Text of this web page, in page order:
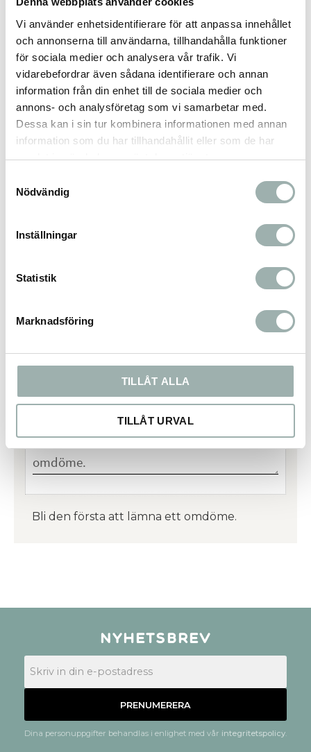
Vi använder enhetsidentifierare för att anpassa innehållet
och annonserna till användarna, tillhandahålla funktioner
för sociala medier och analysera vår trafik. Vi
vidarebefordrar även sådana identifierare och annan
information från din enhet till de sociala medier och
annons- och analysföretag som vi samarbetar med.
Dessa kan i sin tur kombinera informationen med annan
information som du har tillhandahållit eller som de har
samlat in när du har använt deras tjänster.
Nödvändig
Inställningar
Statistik
Marknadsföring
TILLÅT ALLA
TILLÅT URVAL
Näringsinnehåll (per 100 g):
Råprotein: 10,2 %
Råfett: 11,1 %
Råaska: 1,6 %
Växttråd: 0,3 %
Vattenhalt: 68,3 %
Näringstillsatser (per kg):
Vitamin D (kolekalciferol): 200 IE
För vuxna hundar.
Omdömen
Du
Bli den första att lämna ett omdöme.
Nyhetsbrev
PRENUMERERA
Dina personuppgifter behandlas i enlighet med vår integritetspolicy.